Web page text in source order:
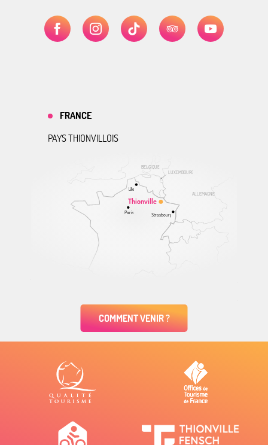
ALLEMAGNE
BELGIQUE
LUXEMBOURG
Thionville
Lille
Paris Strasbourg
FRANCE
PAYS THIONVILLOIS
COMMENT VENIR ?